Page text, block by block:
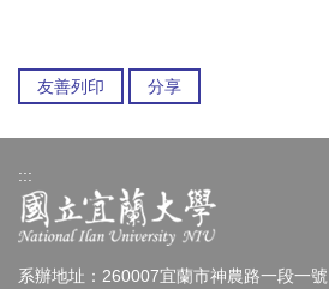
友善列印 分享
:::
系辦地址：260007宜蘭市神農路一段一號